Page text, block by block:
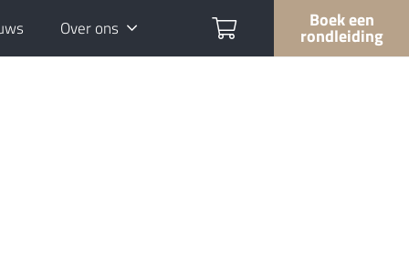
Over ons Boek een
rondleiding